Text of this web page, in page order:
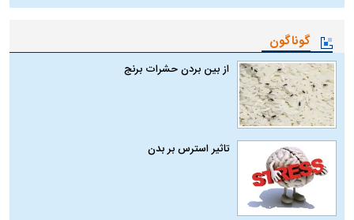
گوناگون
از بین بردن حشرات برنج
تاثیر استرس بر بدن